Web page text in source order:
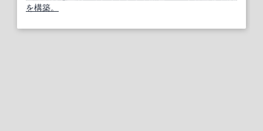
を構築。